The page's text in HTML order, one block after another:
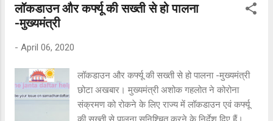
से हुए नेगेटिव। चिकित्सा मंत्री ने कहा कि रविवार सुबह
डायबिटीज सहित अन्य बीमारियों से ग्रसित व्यक्तियो की हुई
है। इनमे से अधिकांश गंभीर हालात में अस्पतालों में भर्ती हुए
थे। प्रदेश में वेंटिलेटर्स, पीपीई किट, एन-95 मास्क, थ्री
लेयर मास्क सहित समस्त सामग्री पर्याप्त संख्या और मात्रा
लॉकडाउन और कर्फ्यू की सख्ती से हो पालना
-मुख्यमंत्री
- April 06, 2020
लॉकडाउन और कर्फ्यू की सख्ती से हो पालना -मुख्यमंत्री
छोटा अखबार। मुख्यमंत्री अशोक गहलोत ने कोरोना
संक्रमण को रोकने के लिए राज्य में लॉकडाउन एवं कर्फ्यू